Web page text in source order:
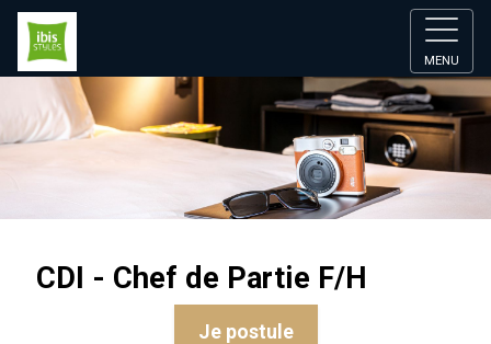
MENU
CDI - Chef de Partie F/H
Je postule